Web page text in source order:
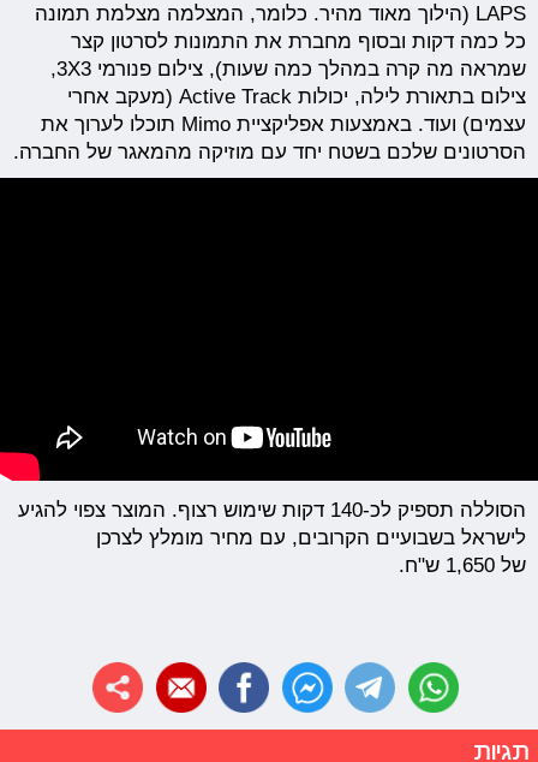
LAPS (הילוך מאוד מהיר. כלומר, המצלמה מצלמת תמונה
כל כמה דקות ובסוף מחברת את התמונות לסרטון קצר
שמראה מה קרה במהלך כמה שעות), צילום פנורמי 3X3,
צילום בתאורת לילה, יכולות Active Track (מעקב אחרי
עצמים) ועוד. באמצעות אפליקציית Mimo תוכלו לערוך את
הסרטונים שלכם בשטח יחד עם מוזיקה מהמאגר של החברה.
הסוללה תספיק לכ-140 דקות שימוש רצוף. המוצר צפוי להגיע
לישראל בשבועיים הקרובים, עם מחיר מומלץ לצרכן
של 1,650 ש"ח.
תגיות